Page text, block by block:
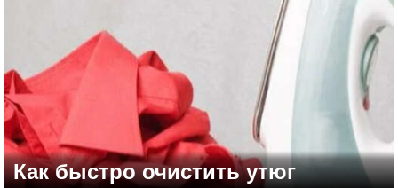
Как быстро очистить утюг